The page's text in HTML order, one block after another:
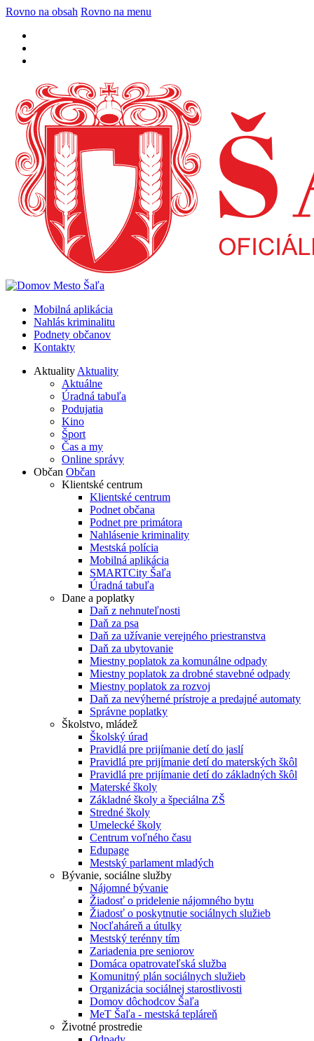
Rovno na obsah Rovno na menu
Mobilná aplikácia
Nahlás kriminalitu
Podnety občanov
Kontakty
AktualityAktuality
Aktuálne
Úradná tabuľa
Podujatia
Kino
Šport
Čas a my
Online správy
Občan Občan
Klientské centrum
Klientské centrum
Podnet občana
Podnet pre primátora
Nahlásenie kriminality
Mestská polícia
Mobilná aplikácia
SMARTCity Šaľa
Úradná tabuľa
Dane a poplatky
Daň z nehnuteľnosti
Daň za psa
Daň za užívanie verejného priestranstva
Daň za ubytovanie
Miestny poplatok za komunálne odpady
Miestny poplatok za drobné stavebné odpady
Miestny poplatok za rozvoj
Daň za nevýherné prístroje a predajné automaty
Správne poplatky
Školstvo, mládež
Školský úrad
Pravidlá pre prijímanie detí do jaslí
Pravidlá pre prijímanie detí do materských škôl
Pravidlá pre prijímanie detí do základných škôl
Materské školy
Základné školy a špeciálna ZŠ
Stredné školy
Umelecké školy
Centrum voľného času
Edupage
Mestský parlament mladých
Bývanie, sociálne služby
Nájomné bývanie
Žiadosť o pridelenie nájomného bytu
Žiadosť o poskytnutie sociálnych služieb
Nocľaháreň a útulky
Mestský terénny tím
Zariadenia pre seniorov
Domáca opatrovateľská služba
Komunitný plán sociálnych služieb
Organizácia sociálnej starostlivosti
Domov dôchodcov Šaľa
MeT Šaľa - mestská tepláreň
Životné prostredie